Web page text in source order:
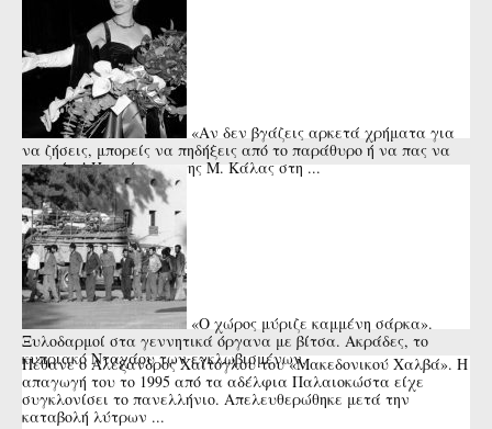
«Αν δεν βγάζεις αρκετά χρήματα για
να ζήσεις, μπορείς να πηδήξεις από το παράθυρο ή να πας να
πνιγείς»! Η απάντηση της Μ. Κάλας στη ...
«Ο χώρος μύριζε καμμένη σάρκα».
Ξυλοδαρμοί στα γεννητικά όργανα με βίτσα. Ακράδες, το
κυπριακό Νταχάου των εγκλωβισμένων.
Πέθανε ο Αλέξανδρος Χαΐτογλου του «Μακεδονικού Χαλβά». Η
απαγωγή του το 1995 από τα αδέλφια Παλαιοκώστα είχε
συγκλονίσει το πανελλήνιο. Απελευθερώθηκε μετά την
καταβολή λύτρων ...